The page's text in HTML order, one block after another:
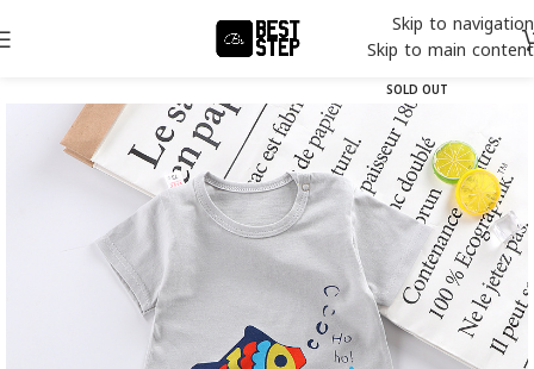
Skip to navigation
Skip to main content
SOLD OUT